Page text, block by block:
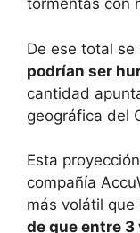
tormentas con
De ese total se
podrían ser
cantidad
geográfica del
Esta
compañía
más volátil que
de que entre 3